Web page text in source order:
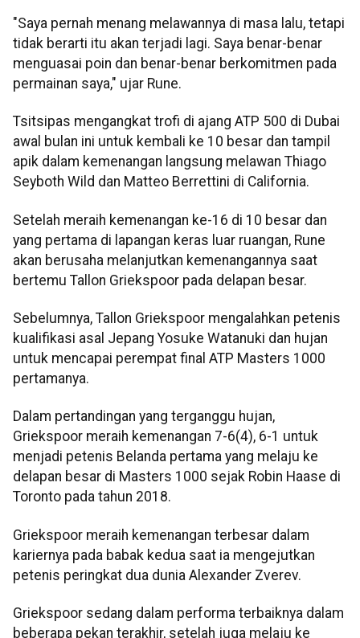
"Saya pernah menang melawannya di masa lalu, tetapi
tidak berarti itu akan terjadi lagi. Saya benar-benar
menguasai poin dan benar-benar berkomitmen pada
permainan saya," ujar Rune.
Tsitsipas mengangkat trofi di ajang ATP 500 di Dubai
awal bulan ini untuk kembali ke 10 besar dan tampil
apik dalam kemenangan langsung melawan Thiago
Seyboth Wild dan Matteo Berrettini di California.
Setelah meraih kemenangan ke-16 di 10 besar dan
yang pertama di lapangan keras luar ruangan, Rune
akan berusaha melanjutkan kemenangannya saat
bertemu Tallon Griekspoor pada delapan besar.
Sebelumnya, Tallon Griekspoor mengalahkan petenis
kualifikasi asal Jepang Yosuke Watanuki dan hujan
untuk mencapai perempat final ATP Masters 1000
pertamanya.
Dalam pertandingan yang terganggu hujan,
Griekspoor meraih kemenangan 7-6(4), 6-1 untuk
menjadi petenis Belanda pertama yang melaju ke
delapan besar di Masters 1000 sejak Robin Haase di
Toronto pada tahun 2018.
Griekspoor meraih kemenangan terbesar dalam
kariernya pada babak kedua saat ia mengejutkan
petenis peringkat dua dunia Alexander Zverev.
Griekspoor sedang dalam performa terbaiknya dalam
beberapa pekan terakhir, setelah juga melaju ke